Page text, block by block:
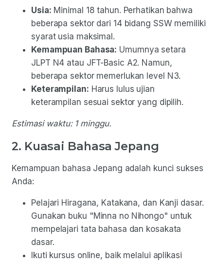
Usia: Minimal 18 tahun. Perhatikan bahwa
beberapa sektor dari 14 bidang SSW memiliki
syarat usia maksimal.
Kemampuan Bahasa: Umumnya setara
JLPT N4 atau JFT-Basic A2. Namun,
beberapa sektor memerlukan level N3.
Keterampilan: Harus lulus ujian
keterampilan sesuai sektor yang dipilih.
Estimasi waktu: 1 minggu.
2. Kuasai Bahasa Jepang
Kemampuan bahasa Jepang adalah kunci sukses
Anda:
Pelajari Hiragana, Katakana, dan Kanji dasar.
Gunakan buku "Minna no Nihongo" untuk
mempelajari tata bahasa dan kosakata
dasar.
Ikuti kursus online, baik melalui aplikasi